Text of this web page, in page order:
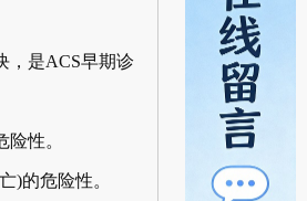
是ACS早期诊
性。
)的危险性。